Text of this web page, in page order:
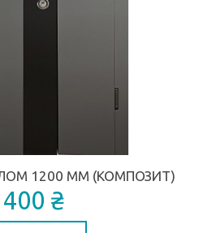
1200 ММ (КОМПОЗИТ)
₴